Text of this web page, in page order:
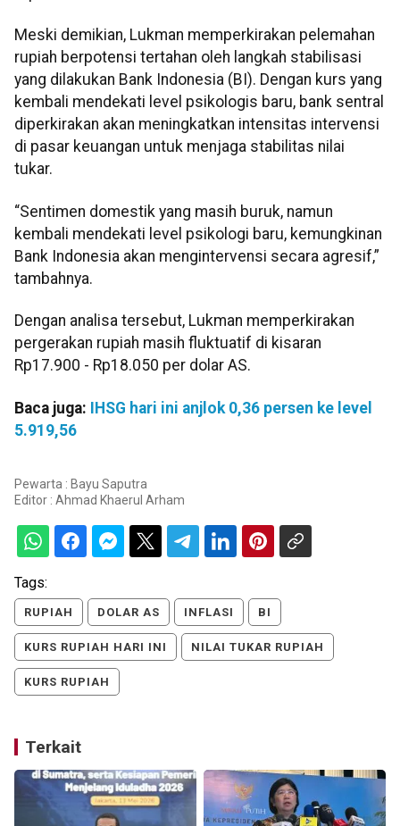
Meski demikian, Lukman memperkirakan pelemahan
rupiah berpotensi tertahan oleh langkah stabilisasi
yang dilakukan Bank Indonesia (BI). Dengan kurs yang
kembali mendekati level psikologis baru, bank sentral
diperkirakan akan meningkatkan intensitas intervensi
di pasar keuangan untuk menjaga stabilitas nilai
tukar.
“Sentimen domestik yang masih buruk, namun
kembali mendekati level psikologi baru, kemungkinan
Bank Indonesia akan mengintervensi secara agresif,”
tambahnya.
Dengan analisa tersebut, Lukman memperkirakan
pergerakan rupiah masih fluktuatif di kisaran
Rp17.900 - Rp18.050 per dolar AS.
Baca juga: IHSG hari ini anjlok 0,36 persen ke level
5.919,56
Pewarta : Bayu Saputra
Editor : Ahmad Khaerul Arham
Tags:
RUPIAH DOLAR AS INFLASI BI
KURS RUPIAH HARI INI NILAI TUKAR RUPIAH
KURS RUPIAH
Terkait